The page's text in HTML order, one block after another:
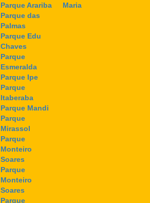
Parque Arariba
Parque das
Palmas
Parque Edu
Chaves
Parque
Esmeralda
Parque Ipe
Parque
Itaberaba
Parque Mandi
Parque
Mirassol
Parque
Monteiro
Soares
Parque
Monteiro
Soares
Parque
Maria